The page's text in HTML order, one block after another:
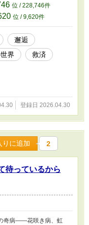
位 / 228,746件
位 / 9,620件
邂逅
界
救済
登録日 2026.04.30
りに追加 2
待っているから
奇病――花咲き病、虹